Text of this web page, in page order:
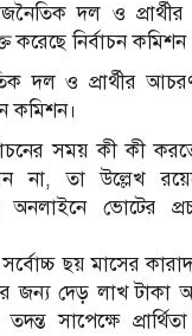
দল ও
নির্বাচন কমিশন
দল ও প্রার্থীর
কমিশন।
সময় কী কী
না, তা উল্লেখ
অনলাইনে ভোটের
ছয় মাসের
জন্য দেড় লাখ টাকা
সাপেক্ষে